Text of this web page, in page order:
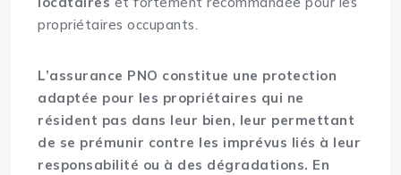
propriétaires occupants.
L’assurance PNO constitue une protection
adaptée pour les propriétaires qui ne
résident pas dans leur bien, leur permettant
de se prémunir contre les imprévus liés à leur
responsabilité ou à des dégradations. En